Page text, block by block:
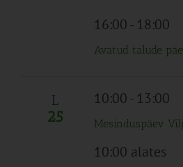
16:00- 18:00
Avatud talude
L
25
10:00- 13:00
Mesinduspäev
10:00 alates